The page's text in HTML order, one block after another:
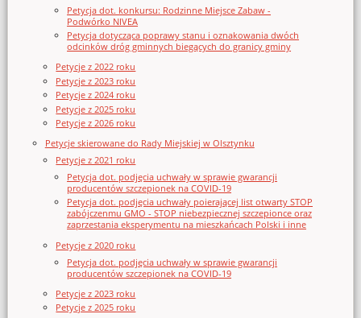
Petycja dot. konkursu: Rodzinne Miejsce Zabaw -
Podwórko NIVEA
Petycja dotycząca poprawy stanu i oznakowania dwóch
odcinków dróg gminnych biegących do granicy gminy
Petycje z 2022 roku
Petycje z 2023 roku
Petycje z 2024 roku
Petycje z 2025 roku
Petycje z 2026 roku
Petycje skierowane do Rady Miejskiej w Olsztynku
Petycje z 2021 roku
Petycja dot. podjęcia uchwały w sprawie gwarancji
producentów szczepionek na COVID-19
Petycja dot. podjęcia uchwały poierającej list otwarty STOP
zabójczenmu GMO - STOP niebezpiecznej szczepionce oraz
zaprzestania eksperymentu na mieszkańcach Polski i inne
Petycje z 2020 roku
Petycja dot. podjęcia uchwały w sprawie gwarancji
producentów szczepionek na COVID-19
Petycje z 2023 roku
Petycje z 2025 roku